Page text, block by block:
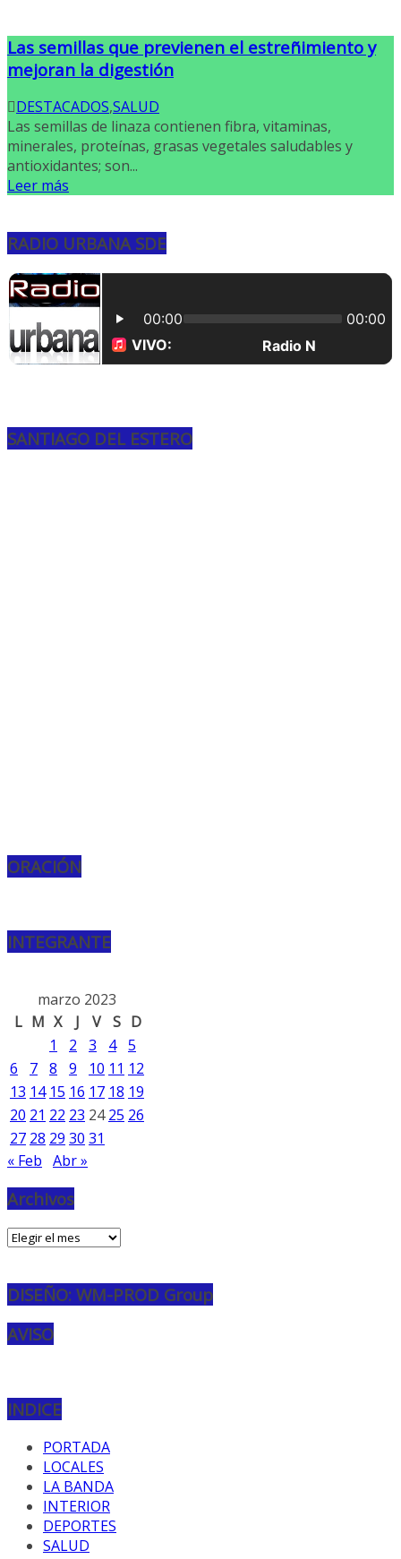
Las semillas que previenen el estreñimiento y
mejoran la digestión
DESTACADOS,SALUD
Las semillas de linaza contienen fibra, vitaminas,
minerales, proteínas, grasas vegetales saludables y
antioxidantes; son...
Leer más
RADIO URBANA SDE
SANTIAGO DEL ESTERO
ORACIÓN
INTEGRANTE
marzo 2023
L M X J V S D
1
2 3 4 5
6
7 8 9 10 11 12
13 14 15 16 17 18 19
20 21 22 23 24 25 26
27 28 29 30 31
« Feb Abr »
Archivos
Archivos
DISEÑO: WM-PROD Group
AVISO
INDICE
PORTADA
LOCALES
LA BANDA
INTERIOR
DEPORTES
SALUD